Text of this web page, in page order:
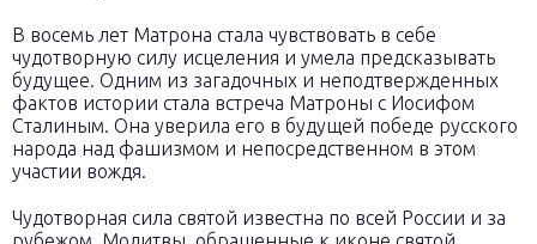
В восемь лет Матрона стала чувствовать в себе
чудотворную силу исцеления и умела предсказывать
будущее. Одним из загадочных и неподтвержденных
фактов истории стала встреча Матроны с Иосифом
Сталиным. Она уверила его в будущей победе русского
народа над фашизмом и непосредственном в этом
участии вождя.
Чудотворная сила святой известна по всей России и за